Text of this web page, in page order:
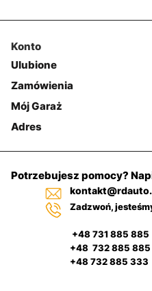
Konto
Ulubione
Zamówienia
Mój Garaż
Adres
Potrzebujesz pomocy?
Zadzwoń,
+48 731 885 885
+48 732 885 885
+48 732 885 333